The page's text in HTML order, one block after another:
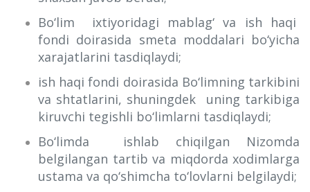
Bo‘lim ixtiyoridagi mablag‘ va ish haqi
fondi doirasida smeta moddalari bo‘yicha
xarajatlarini tasdiqlaydi;
ish haqi fondi doirasida Bo‘limning tarkibini
va shtatlarini, shuningdek uning tarkibiga
kiruvchi tegishli bo‘limlarni tasdiqlaydi;
Bo‘limda ishlab chiqilgan Nizomda
belgilangan tartib va miqdorda xodimlarga
ustama va qo‘shimcha to‘lovlarni belgilaydi;